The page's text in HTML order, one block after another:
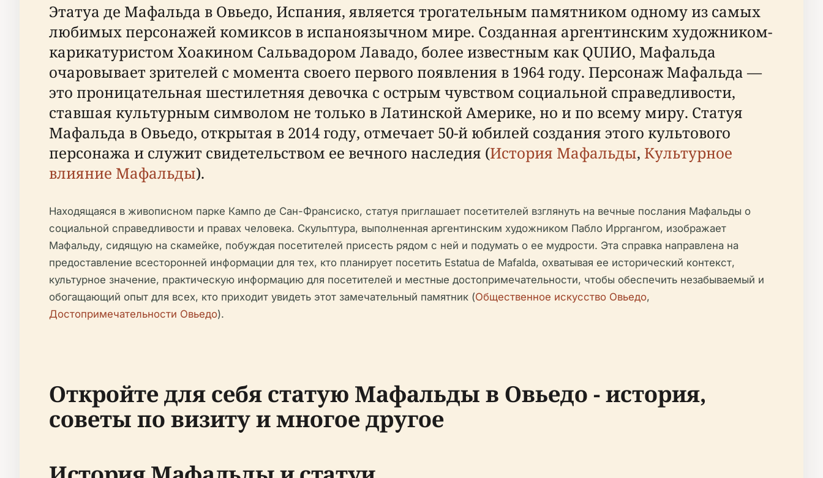
Этатуа де Мафальда в Овьедо, Испания, является трогательным памятником одному из самых
любимых персонажей комиксов в испаноязычном мире. Созданная аргентинским художником-
карикатуристом Хоакином Сальвадором Лавадо, более известным как QUIИO, Мафальда
очаровывает зрителей с момента своего первого появления в 1964 году. Персонаж Мафальда —
это проницательная шестилетняя девочка с острым чувством социальной справедливости,
ставшая культурным символом не только в Латинской Америке, но и по всему миру. Статуя
Мафальда в Овьедо, открытая в 2014 году, отмечает 50-й юбилей создания этого культового
персонажа и служит свидетельством ее вечного наследия (История Мафальды, Культурное
влияние Мафальды).
Находящаяся в живописном парке Кампо де Сан-Франсиско, статуя приглашает посетителей взглянуть на вечные послания Мафальды о
социальной справедливости и правах человека. Скульптура, выполненная аргентинским художником Пабло Ирргангом, изображает
Мафальду, сидящую на скамейке, побуждая посетителей присесть рядом с ней и подумать о ее мудрости. Эта справка направлена на
предоставление всесторонней информации для тех, кто планирует посетить Estatua de Mafalda, охватывая ее исторический контекст,
культурное значение, практическую информацию для посетителей и местные достопримечательности, чтобы обеспечить незабываемый и
обогащающий опыт для всех, кто приходит увидеть этот замечательный памятник (Общественное искусство Овьедо,
Достопримечательности Овьедо).
Откройте для себя статую Мафальды в Овьедо - история,
советы по визиту и многое другое